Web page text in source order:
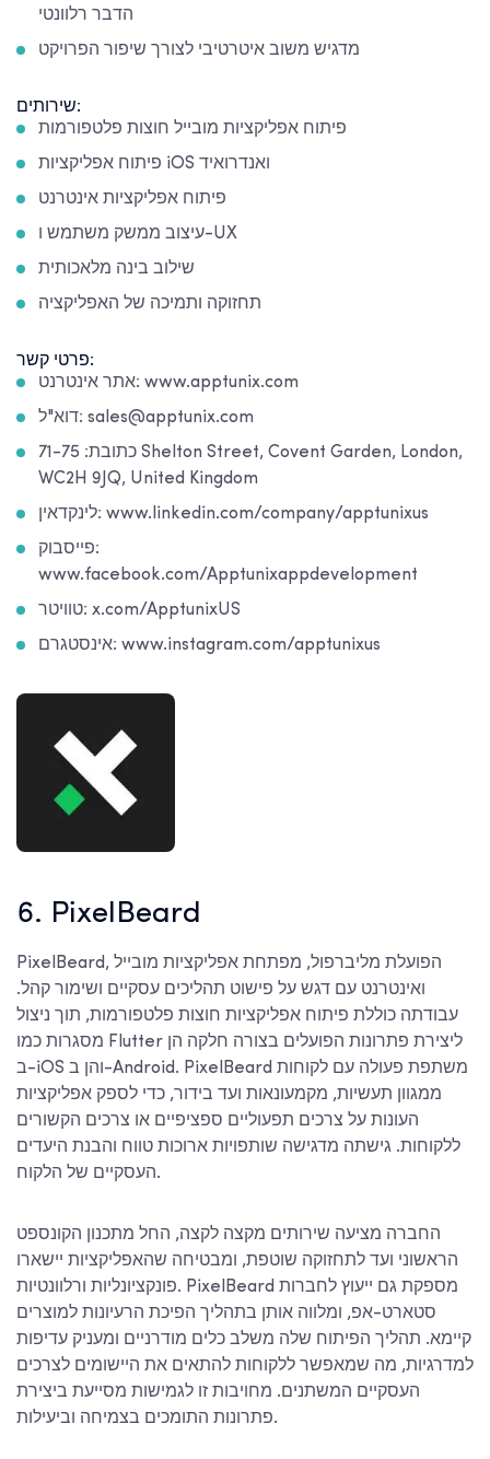
הדבר רלוונטי
מדגיש משוב איטרטיבי לצורך שיפור הפרויקט
שירותים:
פיתוח אפליקציות מובייל חוצות פלטפורמות
פיתוח אפליקציות iOS ואנדרואיד
פיתוח אפליקציות אינטרנט
עיצוב ממשק משתמש ו-UX
שילוב בינה מלאכותית
תחזוקה ותמיכה של האפליקציה
פרטי קשר:
אתר אינטרנט: www.apptunix.com
דוא"ל: sales@apptunix.com
כתובת: 71-75 Shelton Street, Covent Garden, London,
WC2H 9JQ, United Kingdom
לינקדאין: www.linkedin.com/company/apptunixus
פייסבוק:
www.facebook.com/Apptunixappdevelopment
טוויטר: x.com/ApptunixUS
אינסטגרם: www.instagram.com/apptunixus
6. PixelBeard
PixelBeard, הפועלת מליברפול, מפתחת אפליקציות מובייל
ואינטרנט עם דגש על פישוט תהליכים עסקיים ושימור קהל.
עבודתה כוללת פיתוח אפליקציות חוצות פלטפורמות, תוך ניצול
מסגרות כמו Flutter ליצירת פתרונות הפועלים בצורה חלקה הן
ב-iOS והן ב-Android. PixelBeard משתפת פעולה עם לקוחות
ממגוון תעשיות, מקמעונאות ועד בידור, כדי לספק אפליקציות
העונות על צרכים תפעוליים ספציפיים או צרכים הקשורים
ללקוחות. גישתה מדגישה שותפויות ארוכות טווח והבנת היעדים
העסקיים של הלקוח.
החברה מציעה שירותים מקצה לקצה, החל מתכנון הקונספט
הראשוני ועד לתחזוקה שוטפת, ומבטיחה שהאפליקציות יישארו
פונקציונליות ורלוונטיות. PixelBeard מספקת גם ייעוץ לחברות
סטארט-אפ, ומלווה אותן בתהליך הפיכת הרעיונות למוצרים
קיימא. תהליך הפיתוח שלה משלב כלים מודרניים ומעניק עדיפות
למדרגיות, מה שמאפשר ללקוחות להתאים את היישומים לצרכים
העסקיים המשתנים. מחויבות זו לגמישות מסייעת ביצירת
פתרונות התומכים בצמיחה וביעילות.